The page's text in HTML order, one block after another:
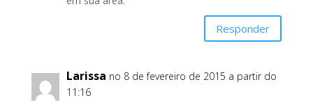
Responder
Larissa no 8 de fevereiro de 2015 a partir do
11:16